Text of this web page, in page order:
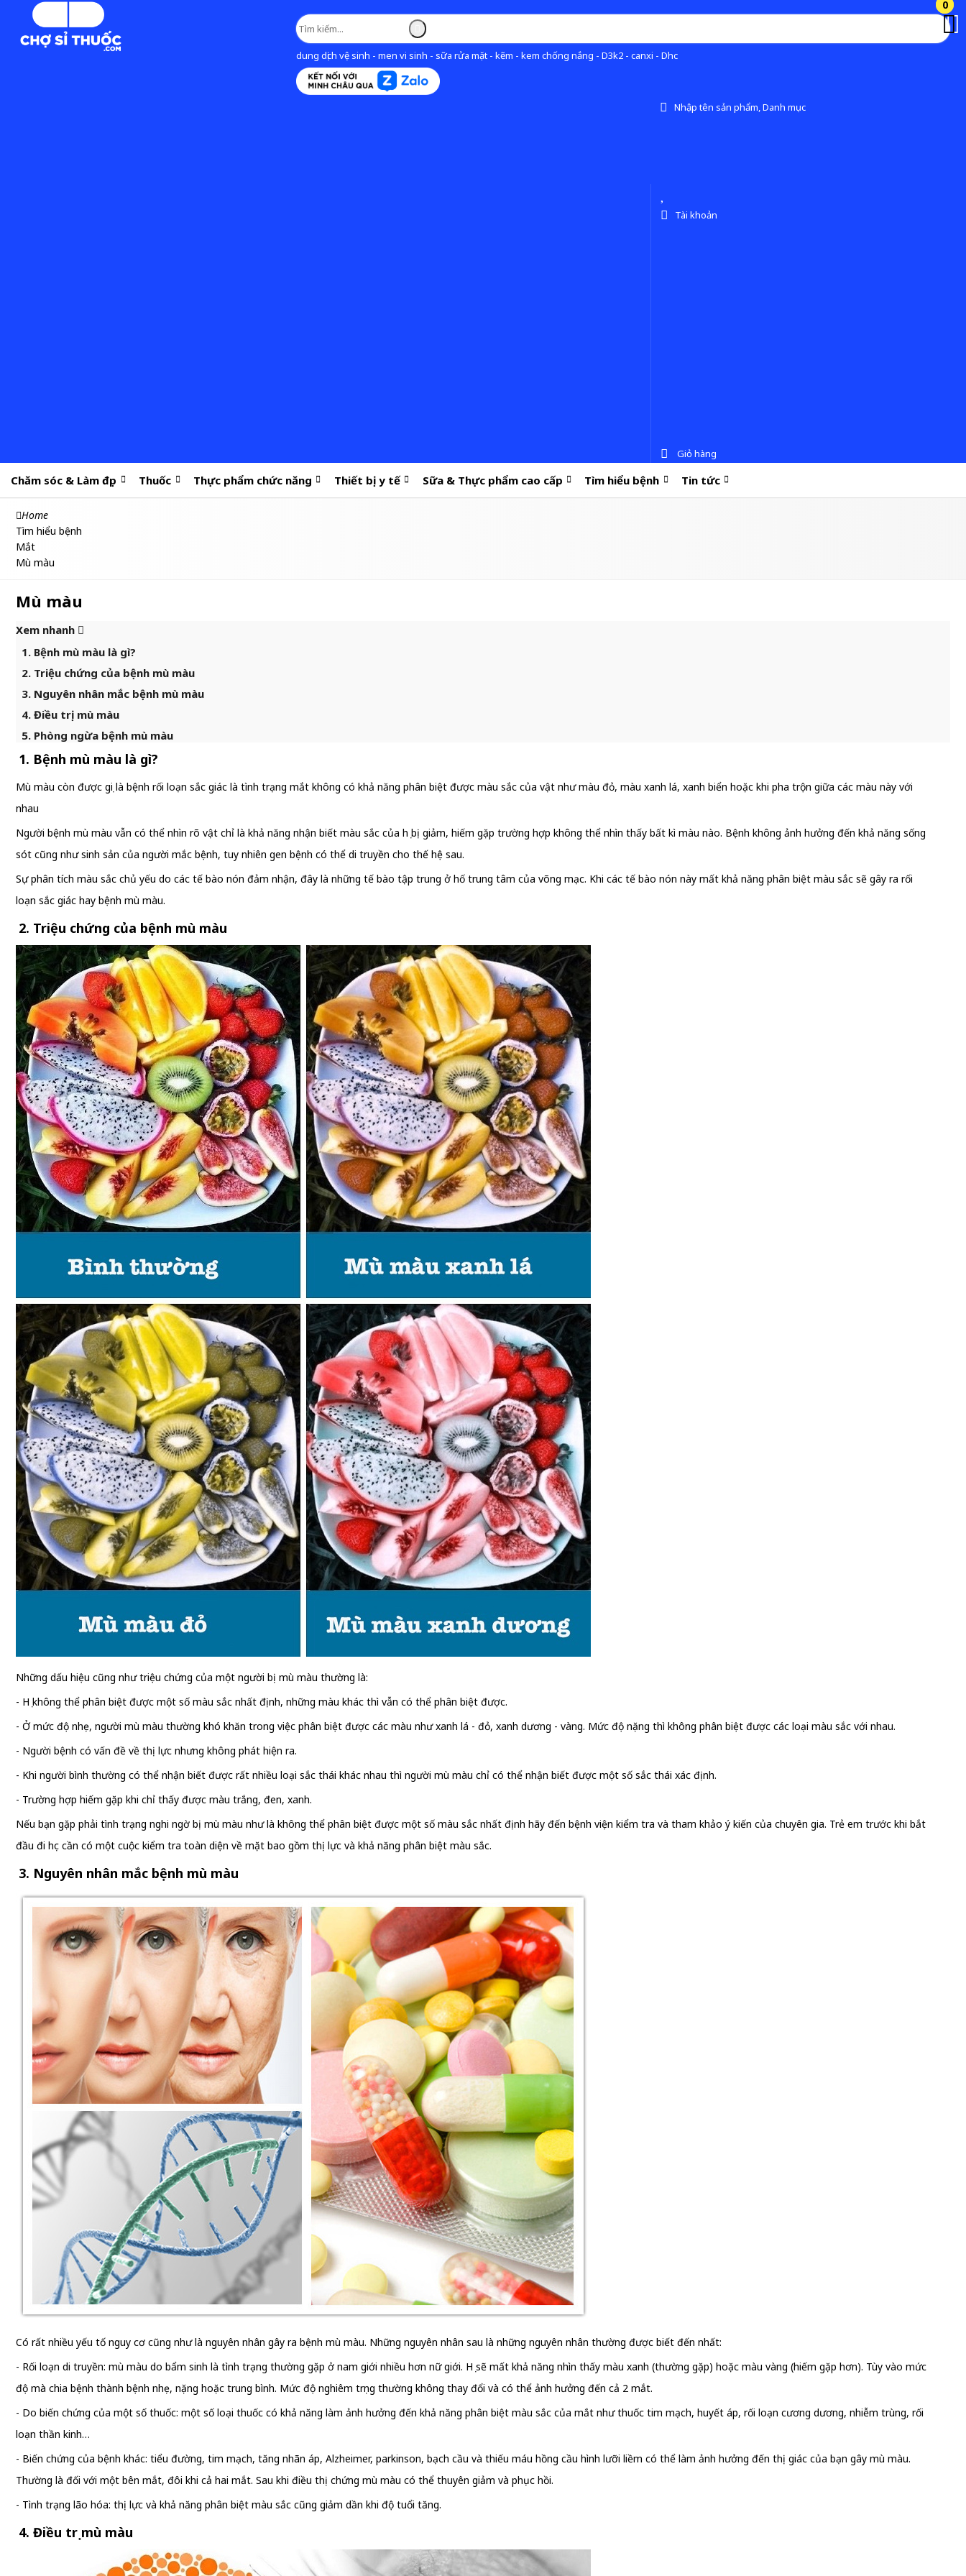
dung dịch vệ sinh - men vi sinh - sữa rửa mặt - kẽm - kem chống nắng - D3k2 - canxi - Dhc
Nhập tên sản phẩm, Danh mục
0
Tài khoản
0
Giỏ hàng
Chăm sóc & Làm đẹp Thuốc Thực phẩm chức năng Thiết bị y tế Sữa & Thực phẩm cao cấp Tìm hiểu bệnh Tin tức
Home
Tìm hiểu bệnh
Mắt
Mù màu
Mù màu
Xem nhanh
1. Bệnh mù màu là gì?
2. Triệu chứng của bệnh mù màu
3. Nguyên nhân mắc bệnh mù màu
4. Điều trị mù màu
5. Phòng ngừa bệnh mù màu
1. Bệnh mù màu là gì?
Mù màu còn được gọi là bệnh rối loạn sắc giác là tình trạng mắt không có khả năng phân biệt được màu sắc của vật như màu đỏ, màu xanh lá, xanh biển hoặc khi pha trộn giữa các màu này với
nhau
Người bệnh mù màu vẫn có thể nhìn rõ vật chỉ là khả năng nhận biết màu sắc của họ bị giảm, hiếm gặp trường hợp không thể nhìn thấy bất kì màu nào. Bệnh không ảnh hưởng đến khả năng sống
sót cũng như sinh sản của người mắc bệnh, tuy nhiên gen bệnh có thể di truyền cho thế hệ sau.
Sự phân tích màu sắc chủ yếu do các tế bào nón đảm nhận, đây là những tế bào tập trung ở hố trung tâm của võng mạc. Khi các tế bào nón này mất khả năng phân biệt màu sắc sẽ gây ra rối
loạn sắc giác hay bệnh mù màu.
2. Triệu chứng của bệnh mù màu
Những dấu hiệu cũng như triệu chứng của một người bị mù màu thường là:
- Họ không thể phân biệt được một số màu sắc nhất định, những màu khác thì vẫn có thể phân biệt được.
- Ở mức độ nhẹ, người mù màu thường khó khăn trong việc phân biệt được các màu như xanh lá - đỏ, xanh dương - vàng. Mức độ nặng thì không phân biệt được các loại màu sắc với nhau.
- Người bệnh có vấn đề về thị lực nhưng không phát hiện ra.
- Khi người bình thường có thể nhận biết được rất nhiều loại sắc thái khác nhau thì người mù màu chỉ có thể nhận biết được một số sắc thái xác định.
- Trường hợp hiếm gặp khi chỉ thấy được màu trắng, đen, xanh.
Nếu bạn gặp phải tình trạng nghi ngờ bị mù màu như là không thể phân biệt được một số màu sắc nhất định hãy đến bệnh viện kiểm tra và tham khảo ý kiến của chuyên gia. Trẻ em trước khi bắt
đầu đi học cần có một cuộc kiểm tra toàn diện về mặt bao gồm thị lực và khả năng phân biệt màu sắc.
3. Nguyên nhân mắc bệnh mù màu
Có rất nhiều yếu tố nguy cơ cũng như là nguyên nhân gây ra bệnh mù màu. Những nguyên nhân sau là những nguyên nhân thường được biết đến nhất:
- Rối loạn di truyền: mù màu do bẩm sinh là tình trạng thường gặp ở nam giới nhiều hơn nữ giới. Họ sẽ mất khả năng nhìn thấy màu xanh (thường gặp) hoặc màu vàng (hiếm gặp hơn). Tùy vào mức
độ mà chia bệnh thành bệnh nhẹ, nặng hoặc trung bình. Mức độ nghiêm trọng thường không thay đổi và có thể ảnh hưởng đến cả 2 mắt.
- Do biến chứng của một số thuốc: một số loại thuốc có khả năng làm ảnh hưởng đến khả năng phân biệt màu sắc của mắt như thuốc tim mạch, huyết áp, rối loạn cương dương, nhiễm trùng, rối
loạn thần kinh…
- Biến chứng của bệnh khác: tiểu đường, tim mạch, tăng nhãn áp, Alzheimer, parkinson, bạch cầu và thiếu máu hồng cầu hình lưỡi liềm có thể làm ảnh hưởng đến thị giác của bạn gây mù màu.
Thường là đối với một bên mắt, đôi khi cả hai mắt. Sau khi điều thị chứng mù màu có thể thuyên giảm và phục hồi.
- Tình trạng lão hóa: thị lực và khả năng phân biệt màu sắc cũng giảm dần khi độ tuổi tăng.
4. Điều trị mù màu